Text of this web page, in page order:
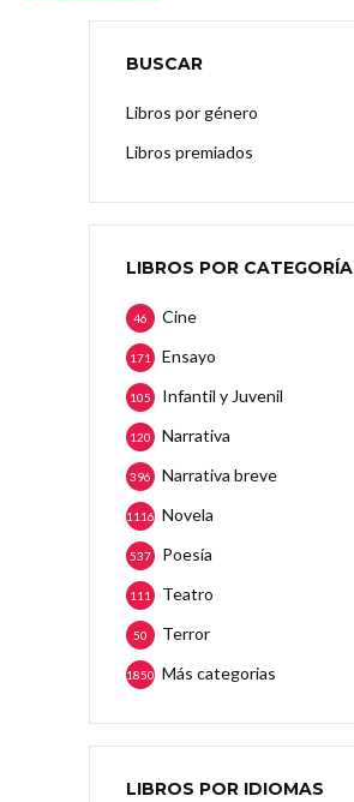
BUSCAR
Libros por género
Libros premiados
LIBROS POR CATEGORÍA
Cine
46
Ensayo
171
Infantil y Juvenil
105
Narrativa
120
Narrativa breve
396
Novela
1116
Poesía
537
Teatro
111
Terror
50
Más categorias
1850
LIBROS POR IDIOMAS